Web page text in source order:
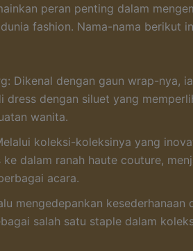
peran penting dalam
fashion. Nama-nama berikut
Dikenal dengan gaun wrap-nya,
dress dengan siluet yang
wanita.
koleksi-koleksinya yang
dalam ranah haute couture,
acara.
mengedepankan kesederhanaan
salah satu staple dalam